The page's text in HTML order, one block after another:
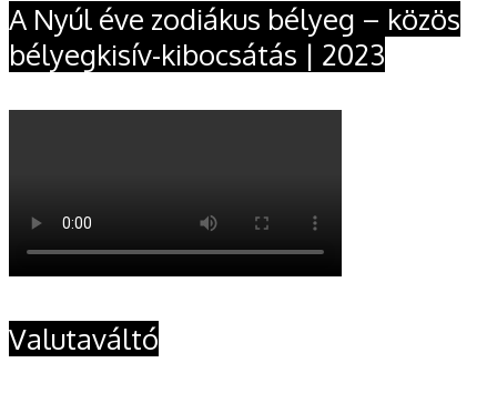
A Nyúl éve zodiákus bélyeg – közös
bélyegkisív-kibocsátás | 2023
Valutaváltó